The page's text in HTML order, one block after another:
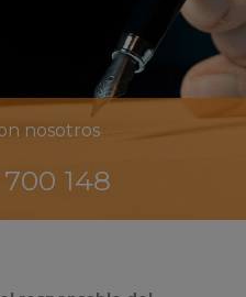
nosotros
148